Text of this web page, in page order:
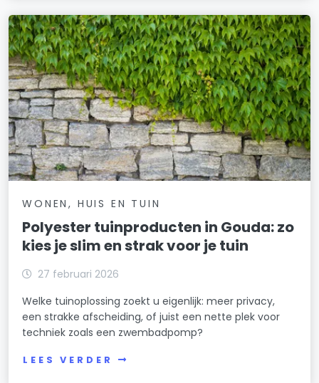
WONEN, HUIS EN TUIN
Polyester tuinproducten in Gouda: zo
kies je slim en strak voor je tuin
27 februari 2026
Welke tuinoplossing zoekt u eigenlijk: meer privacy,
een strakke afscheiding, of juist een nette plek voor
techniek zoals een zwembadpomp?
LEES VERDER